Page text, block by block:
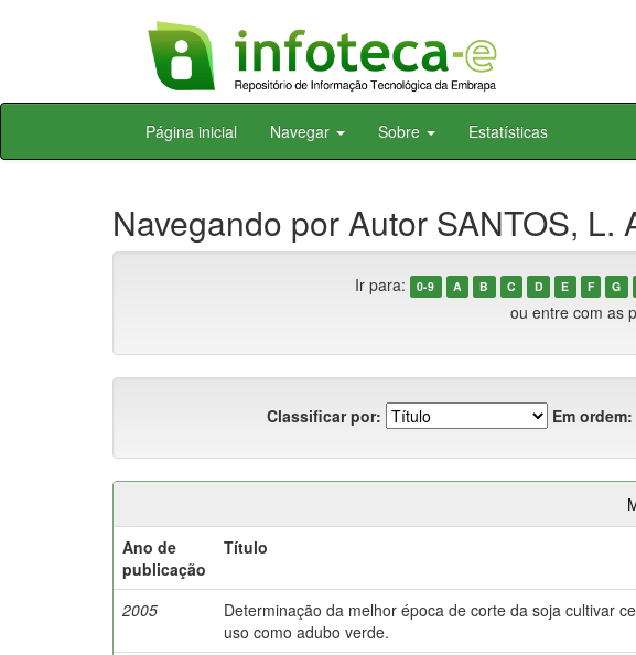
Skip
Página inicial Navegar Sobre Estatísticas
Navegando por Autor SANTOS, L.
Ir para: 0-9 A B C D E F G
ou entre com as
Classificar por: Em ordem:
Ano de
publicação
Título
2005
Determinação da melhor época de corte da soja cultivar
uso como adubo verde.